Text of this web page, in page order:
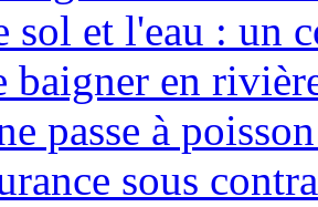
sol et l'eau : un
baigner en
passe à
sous